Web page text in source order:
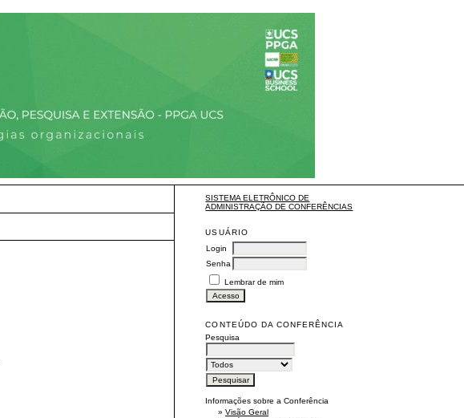
SISTEMA ELETRÔNICO DE
ADMINISTRAÇÃO DE CONFERÊNCIAS
USUÁRIO
Login
Senha
Lembrar de mim
CONTEÚDO DA CONFERÊNCIA
Pesquisa
Informações sobre a Conferência
»Visão Geral